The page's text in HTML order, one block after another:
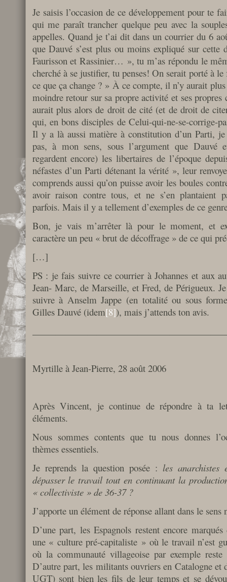
Je saisis l’occasion de ce développement pour te
qui me paraît trancher quelque peu avec la
appelles. Quand je t’ai dit dans un courrier du 6
que Dauvé s’est plus ou moins expliqué sur cette
Faurisson et Rassinier… », tu m’as répondu le
cherché à se justifier, tu penses! On serait porté à
ce que ça change ? » À ce compte, il n’y aurait
moindre retour sur sa propre activité et ses
aurait plus alors de droit de cité (et de droit de
qui, en bons disciples de Celui-qui-ne-se-corrige-
Il y a là aussi matière à constitution d’un Parti,
pas, à mon sens, sous l’argument que Dauvé
regardent encore) les libertaires de l’époque
néfastes d’un Parti détenant la vérité », leur
comprends aussi qu’on puisse avoir les boules
avoir raison contre tous, et ne s’en plantaient
parfois. Mais il y a tellement d’exemples de ce
Bon, je vais m’arrêter là pour le moment, et
caractère un peu « brut de décoffrage » de ce qui
[…]
PS : je fais suivre ce courrier à Johannes et aux
Jean- Marc, de Marseille, et Fred, de Périgueux.
suivre à Anselm Jappe (en totalité ou sous
Gilles Dauvé (idem[8]), mais j’attends ton avis.
Myrtille à Jean-Pierre, 28 août 2006
Après Vincent, je continue de répondre à ta
éléments.
Nous sommes contents que tu nous donnes
thèmes essentiels.
Je reprends la question posée : les anarchistes
dépasser le travail tout en continuant la
« collectiviste » de 36-37 ?
J’apporte un élément de réponse allant dans le sens
D’une part, les Espagnols restent encore
une « culture pré-capitaliste » où le travail n’est
où la communauté villageoise par exemple reste
D’autre part, les militants ouvriers en Catalogne et
UGT) sont bien les fils de leur temps et se